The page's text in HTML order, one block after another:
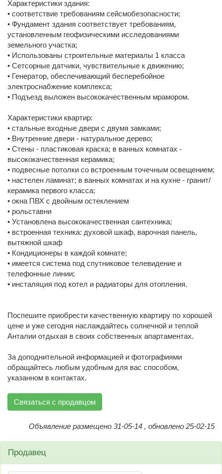
Характеристики здания:
• соответствие требованиям сейсмобезопасности;
• Фундамент здания соответствует требованиям,
установленным геофизическими исследованиями
земельного участка;
• Использованы строительные материалы 1 класса
• Сетсорные датчики, чувствительные к движению;
• Генератор, обеспечивающий бесперебойное
электроснабжение комплекса;
• Подъезд выложен высококачественным мрамором.
Характеристики квартир:
• стальные входные двери с двумя замками;
• Внутренние двери - натуральное дерево;
• Стены - пластиковая краска; в ванных комнатах -
высококачественная керамика;
• подвесные потолки со встроенным точечным освещением;
• настелен ламинат; в ванных комнатах и на кухне - гранит/
керамика первого класса;
• окна ПВХ с двойным остеклением
• рольставни
• Установлена высококачественная сантехника;
• встроенная техника: духовой шкаф, варочная панель,
вытяжной шкаф
• Кондиционеры в каждой комнате;
• имеется система под спутниковое телевидение и
телефонные линии;
• инсталяция под котел и радиаторы для отопления.
Поспешите приобрести качественную квартиру по хорошей
цене и уже сегодня наслаждайтесь солнечной и теплой
Анталии отдыхая в своих собственных апартаментах.
За доподнительной информацией и фотографиями
обращайтесь любым удобным для вас способом,
указанном в контактах.
Связаться с продавцом
Объявление размещено 31-05-14 , обновлено 25-02-15
Продавец